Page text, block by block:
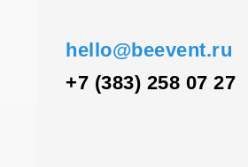
hello@beevent.ru
+7 (383) 258 07 27